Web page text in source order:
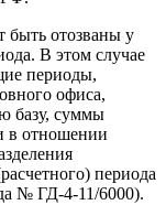
быть отозваны у
В этом случае
периоды,
офиса,
базу, суммы
в отношении
периода
№ ГД-4-11/6000).